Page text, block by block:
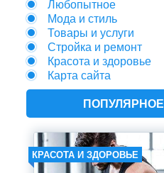
Любопытное
Мода и стиль
Товары и услуги
Стройка и ремонт
Красота и здоровье
Карта сайта
ПОПУЛЯРНОЕ
КРАСОТА И ЗДОРОВЬЕ